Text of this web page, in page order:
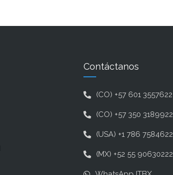
Contáctanos
(CO) +57 601 3557622
(CO) +57 350 3189922
(USA) +1 786 7584622
(MX) +52 55 90630222